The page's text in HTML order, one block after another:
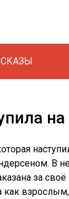
на
. В
за
как